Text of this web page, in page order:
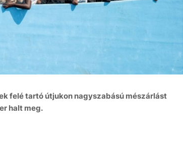
felé tartó útjukon nagyszabású mészárlást
halt meg.